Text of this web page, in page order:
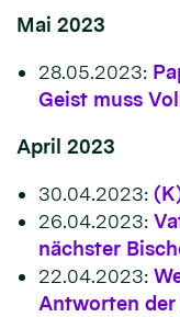
Mai 2023
28.05.2023:
Geist muss
April 2023
30.04.2023:
26.04.2023:
nächster
22.04.2023:
Antworten